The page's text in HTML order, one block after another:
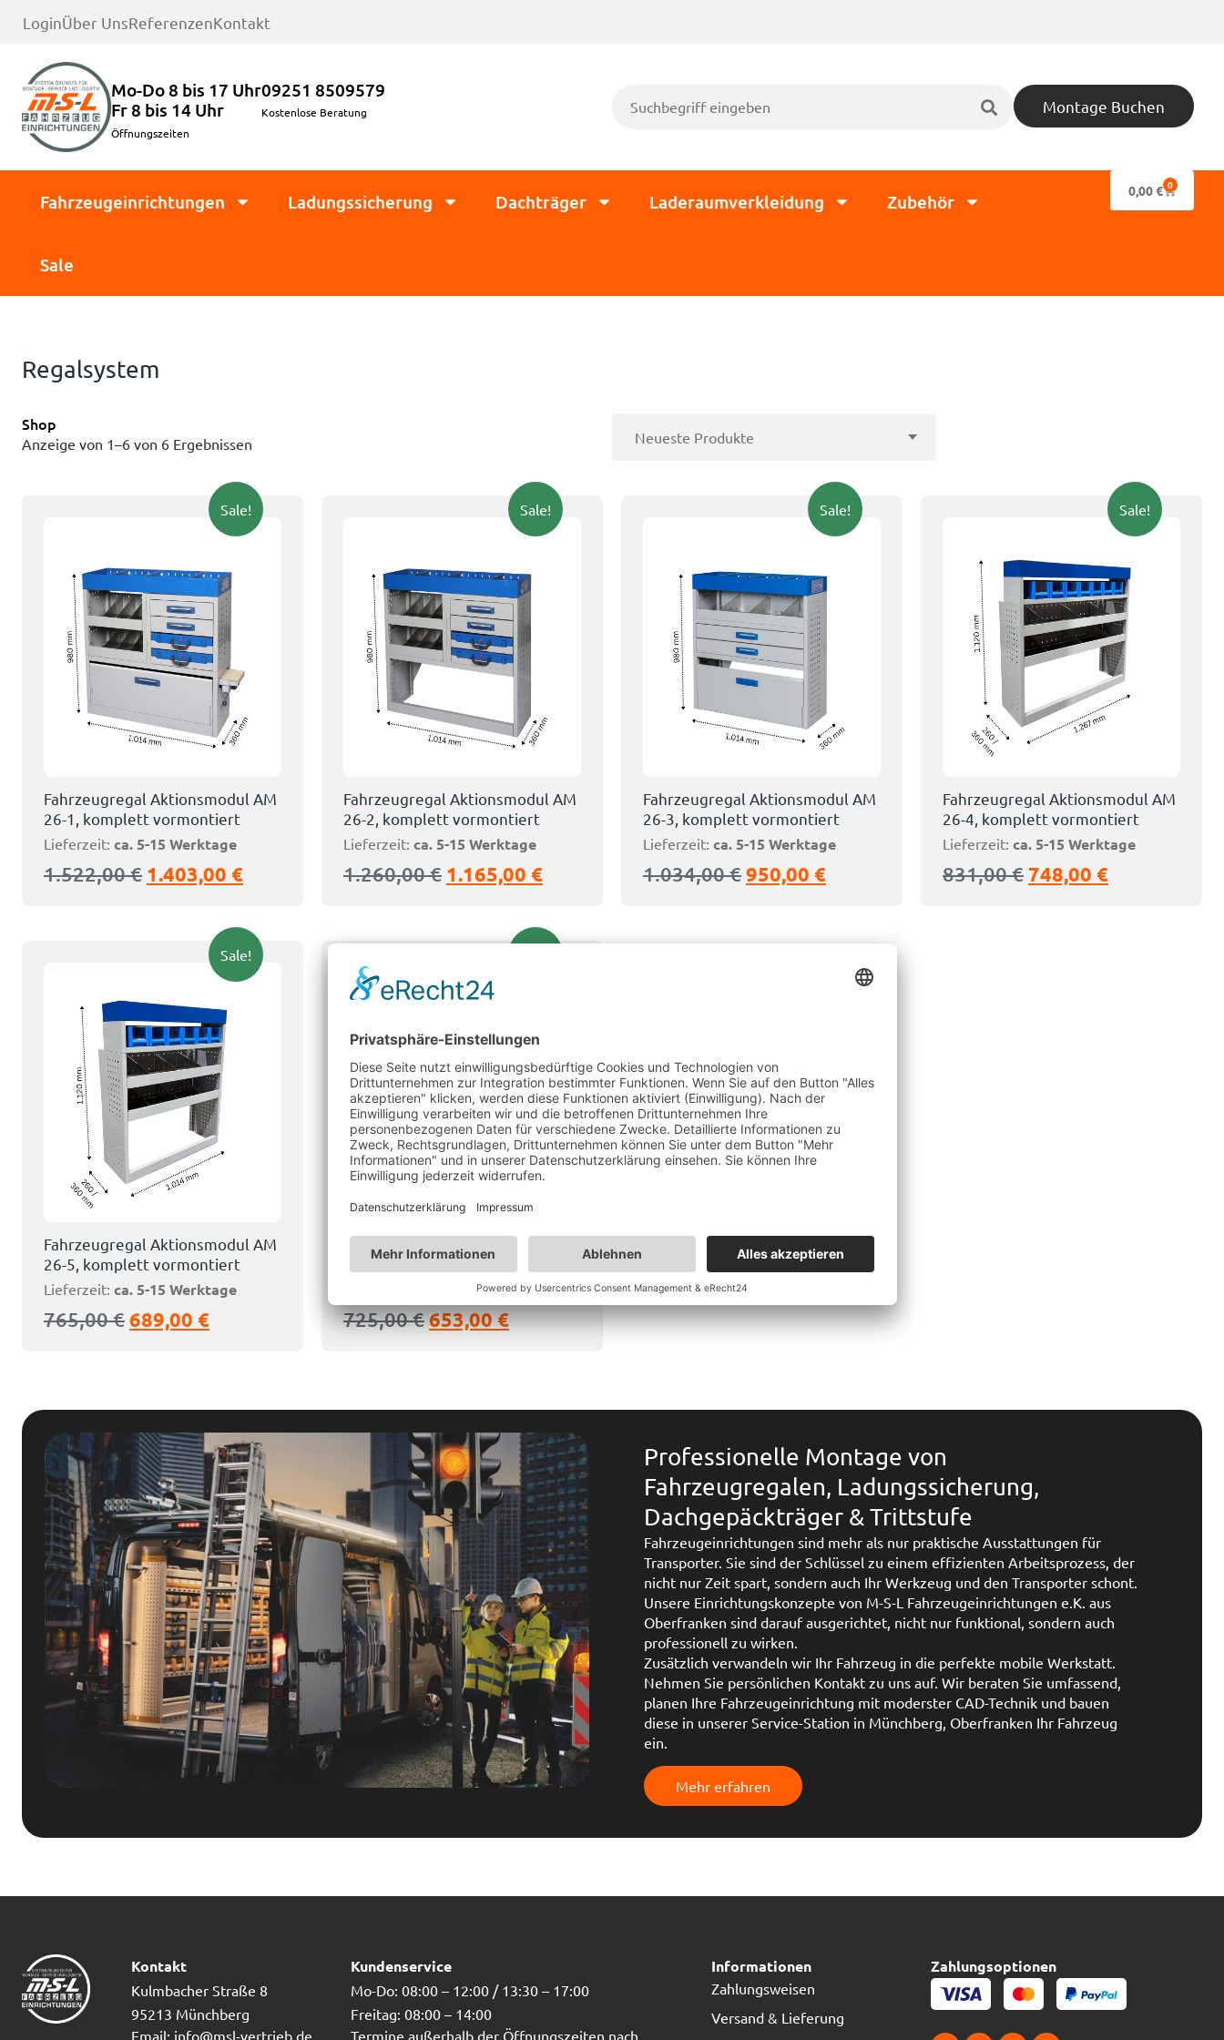
LoginÜber UnsReferenzenKontakt
Mo-Do 8 bis 17 Uhr
Fr 8 bis 14 Uhr
Öffnungszeiten
09251 8509579
Kostenlose Beratung Montage Buchen
Fahrzeugeinrichtungen Ladungssicherung Dachträger Laderaumverkleidung Zubehör
Sale
0,00€ 0
Regalsystem
Shop
Anzeige von 1–6 von 6 Ergebnissen
Sale!
Fahrzeugregal Aktionsmodul AM
26-1, komplett vormontiert
Lieferzeit: ca. 5-15 Werktage
1.522,00€ 1.403,00 €
Sale!
Fahrzeugregal Aktionsmodul AM
26-2, komplett vormontiert
Lieferzeit: ca. 5-15 Werktage
1.260,00€ 1.165,00 €
Sale!
Fahrzeugregal Aktionsmodul AM
26-3, komplett vormontiert
Lieferzeit: ca. 5-15 Werktage
1.034,00€950,00 €
Sale!
Fahrzeugregal Aktionsmodul AM
26-4, komplett vormontiert
Lieferzeit: ca. 5-15 Werktage
831,00€ 748,00 €
Sale!
Fahrzeugregal Aktionsmodul AM
26-5, komplett vormontiert
Lieferzeit: ca. 5-15 Werktage
765,00€689,00 €
Fahrzeugregal Aktionsmodul AM
26-6, komplett vormontiert
ca. 5-15 Werktage
725,00€653,00€
Professionelle Montage von
Fahrzeugregalen, Ladungssicherung,
Dachgepäckträger & Trittstufe
Fahrzeugeinrichtungen sind mehr als nur praktische Ausstattungen für
Transporter. Sie sind der Schlüssel zu einem effizienten Arbeitsprozess, der
nicht nur Zeit spart, sondern auch Ihr Werkzeug und den Transporter schont.
Unsere Einrichtungskonzepte von M-S-L Fahrzeugeinrichtungen e.K. aus
Oberfranken sind darauf ausgerichtet, nicht nur funktional, sondern auch
professionell zu wirken.
Zusätzlich verwandeln wir Ihr Fahrzeug in die perfekte mobile Werkstatt.
Nehmen Sie persönlichen Kontakt zu uns auf. Wir beraten Sie umfassend,
planen Ihre Fahrzeugeinrichtung mit moderster CAD-Technik und bauen
diese in unserer Service-Station in Münchberg, Oberfranken Ihr Fahrzeug
ein.
Mehr erfahren
Kontakt
Kulmbacher Straße 8
95213 Münchberg
Email: info@msl-vertrieb.de
Kundenservice
Mo-Do: 08:00 – 12:00 / 13:30 – 17:00
Freitag: 08:00 – 14:00
Termine außerhalb der Öffnungszeiten nach
Informationen
Zahlungsweisen
Versand & Lieferung
Zahlungsoptionen